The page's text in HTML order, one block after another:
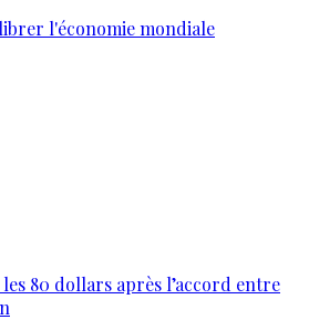
l'économie mondiale
80 dollars après l’accord entre